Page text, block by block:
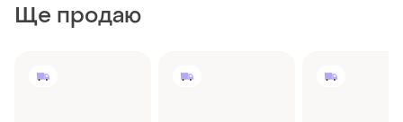
Ще продаю